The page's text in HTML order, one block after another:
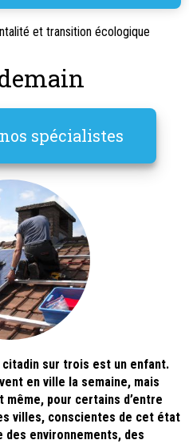
et transition écologique
spécialistes
citadin sur trois est un enfant.
en ville la semaine, mais
pour certains d’entre
villes, conscientes de cet état
environnements, des